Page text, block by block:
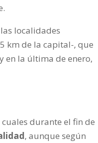
localidades
km de la capital-, que
en la última de enero,
cuales durante el fin de
, aunque según